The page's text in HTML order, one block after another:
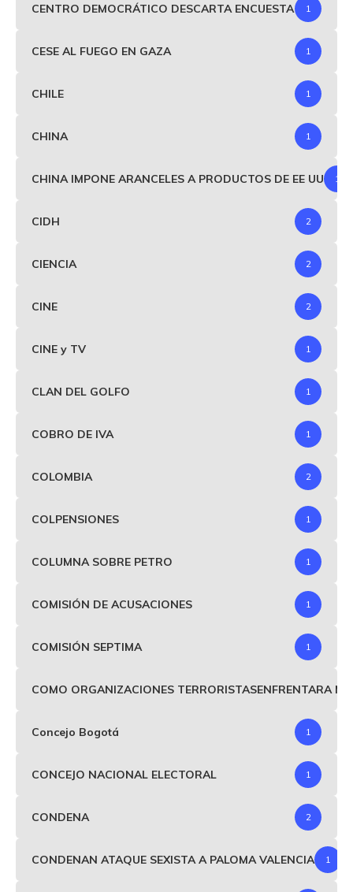
CENTRO DEMOCRÁTICO DESCARTA ENCUESTA 1
CESE AL FUEGO EN GAZA 1
CHILE 1
CHINA 1
CHINA IMPONE ARANCELES A PRODUCTOS DE EE UU 1
CIDH 2
CIENCIA 2
CINE 2
CINE y TV 1
CLAN DEL GOLFO 1
COBRO DE IVA 1
COLOMBIA 2
COLPENSIONES 1
COLUMNA SOBRE PETRO 1
COMISIÓN DE ACUSACIONES 1
COMISIÓN SEPTIMA 1
COMO ORGANIZACIONES TERRORISTASENFRENTARA
Concejo Bogotá 1
CONCEJO NACIONAL ELECTORAL 1
CONDENA 2
CONDENAN ATAQUE SEXISTA A PALOMA VALENCIA 1